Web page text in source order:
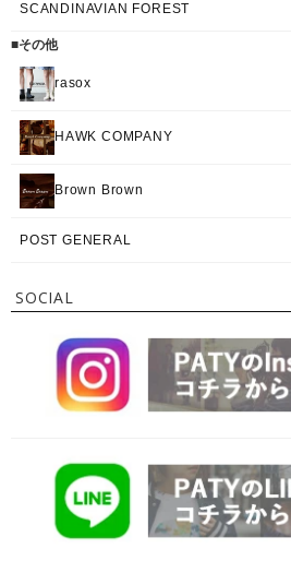
SCANDINAVIAN FOREST
■その他
rasox
HAWK COMPANY
Brown Brown
POST GENERAL
SOCIAL